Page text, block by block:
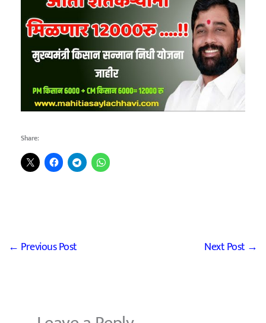
Share:
← Previous Post Next Post →